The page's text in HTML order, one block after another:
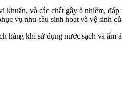
và các chất gây ô nhiễm,
vụ nhu cầu sinh hoạt và vệ sinh
hàng khi sử dụng nước sạch và ấm